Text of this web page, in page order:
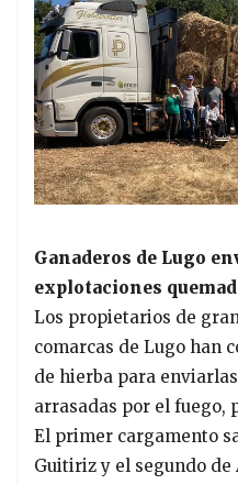
Ganaderos de Lugo
explotaciones
Los propietarios de
comarcas de Lugo han
de hierba para
arrasadas por el fuego,
El primer cargamento
Guitiriz y el segundo de